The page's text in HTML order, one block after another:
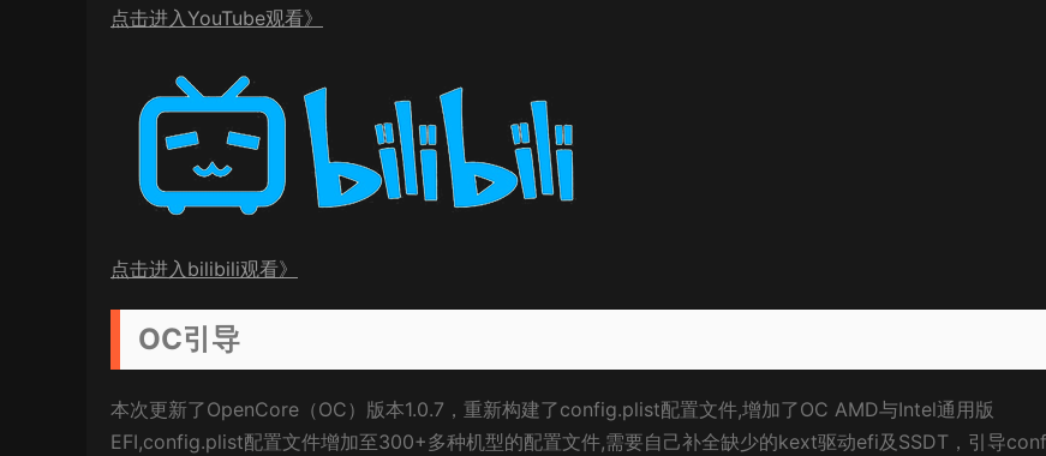
点击进入YouTube观看》
点击进入bilibili观看》
OC引导
本次更新了OpenCore（OC）版本1.0.7，重新构建了config.plist配置文件,增加了OC AMD与Intel通用版
EFI,config.plist配置文件增加至300+多种机型的配置文件,需要自己补全缺少的kext驱动efi及SSDT，引导